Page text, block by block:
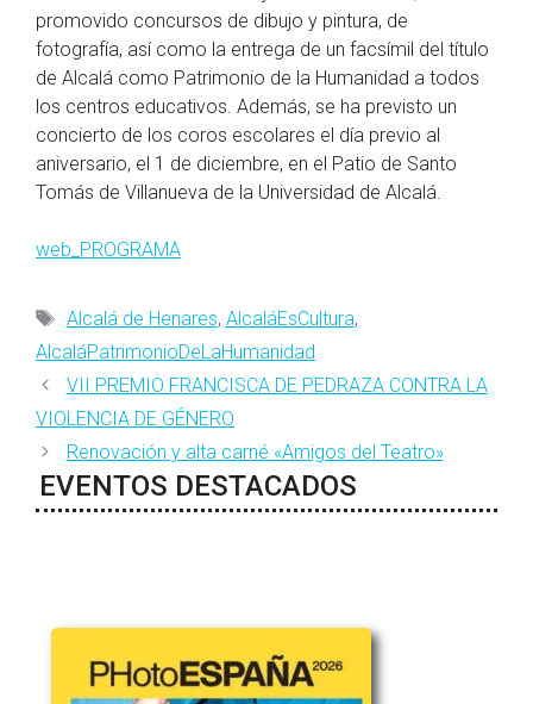
promovido concursos de dibujo y pintura, de
fotografía, así como la entrega de un facsímil del título
de Alcalá como Patrimonio de la Humanidad a todos
los centros educativos. Además, se ha previsto un
concierto de los coros escolares el día previo al
aniversario, el 1 de diciembre, en el Patio de Santo
Tomás de Villanueva de la Universidad de Alcalá.
web_PROGRAMA
Etiquetas
Alcalá de Henares, AlcaláEsCultura,
AlcaláPatrimonioDeLaHumanidad
VII PREMIO FRANCISCA DE PEDRAZA CONTRA LA
VIOLENCIA DE GÉNERO
Renovación y alta carné «Amigos del Teatro»
EVENTOS DESTACADOS